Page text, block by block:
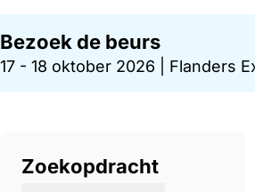
Bezoek de beurs
17 - 18 oktober 2026 Flanders
Zoekopdracht